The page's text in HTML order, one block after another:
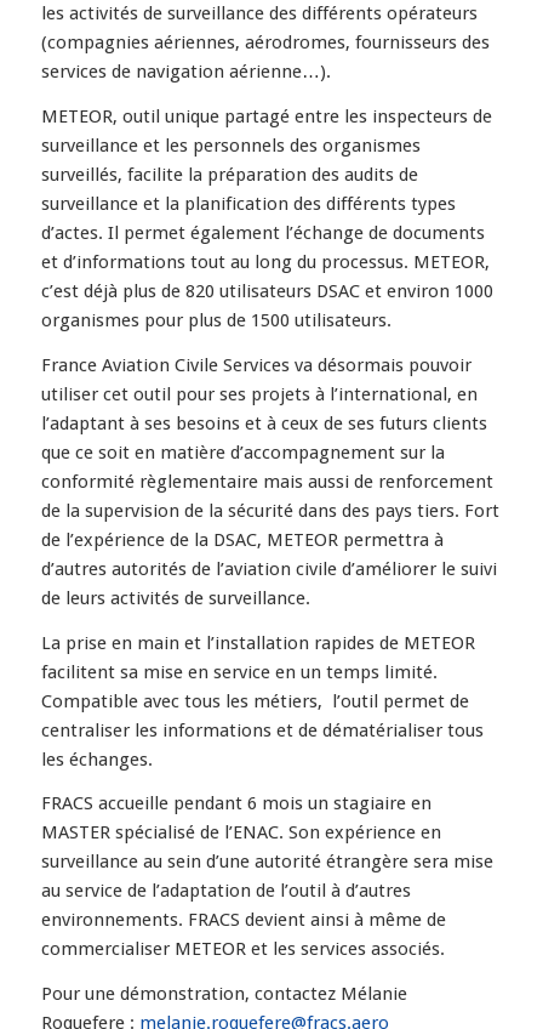
les activités de surveillance des différents opérateurs
(compagnies aériennes, aérodromes, fournisseurs des
services de navigation aérienne…).
METEOR, outil unique partagé entre les inspecteurs de
surveillance et les personnels des organismes
surveillés, facilite la préparation des audits de
surveillance et la planification des différents types
d’actes. Il permet également l’échange de documents
et d’informations tout au long du processus. METEOR,
c’est déjà plus de 820 utilisateurs DSAC et environ 1000
organismes pour plus de 1500 utilisateurs.
France Aviation Civile Services va désormais pouvoir
utiliser cet outil pour ses projets à l’international, en
l’adaptant à ses besoins et à ceux de ses futurs clients
que ce soit en matière d’accompagnement sur la
conformité règlementaire mais aussi de renforcement
de la supervision de la sécurité dans des pays tiers. Fort
de l’expérience de la DSAC, METEOR permettra à
d’autres autorités de l’aviation civile d’améliorer le suivi
de leurs activités de surveillance.
La prise en main et l’installation rapides de METEOR
facilitent sa mise en service en un temps limité.
Compatible avec tous les métiers, l’outil permet de
centraliser les informations et de dématérialiser tous
les échanges.
FRACS accueille pendant 6 mois un stagiaire en
MASTER spécialisé de l’ENAC. Son expérience en
surveillance au sein d’une autorité étrangère sera mise
au service de l’adaptation de l’outil à d’autres
environnements. FRACS devient ainsi à même de
commercialiser METEOR et les services associés.
Pour une démonstration, contactez Mélanie
Roquefere : melanie.roquefere@fracs.aero